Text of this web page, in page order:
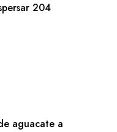
204
aguacate a